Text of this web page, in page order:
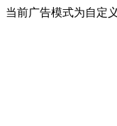
当前广告模式为自定